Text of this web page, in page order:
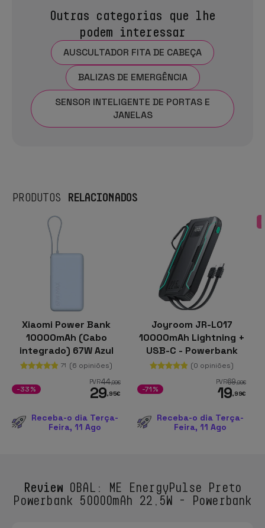
Outras categorias que lhe
podem interessar
AUSCULTADOR FITA DE CABEÇA
BALIZAS DE EMERGÊNCIA
SENSOR INTELIGENTE DE PORTAS E
JANELAS
PRODUTOS RELACIONADOS
Xiaomi Power Bank
10000mAh (Cabo
integrado) 67W Azul
Gelo
71 (6 opiniões)
PVR44,99€
29,95€
-33%
Receba-o dia Terça-
Feira, 11 Ago
Joyroom JR-L017
10000mAh Lightning +
USB-C - Powerbank
(0 opiniões)
PVR69,99€
19,99€
-71%
Receba-o dia Terça-
Feira, 11 Ago
ReviewOBAL: ME EnergyPulse Preto
Powerbank 50000mAh 22,5W - Powerbank